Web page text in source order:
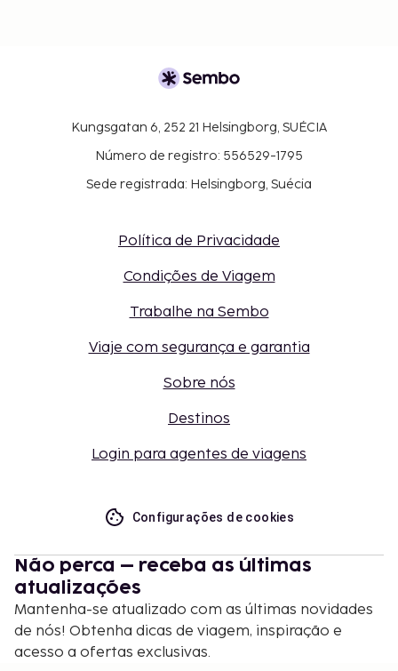
Kungsgatan 6, 252 21 Helsingborg, SUÉCIA
Número de registro: 556529-1795
Sede registrada: Helsingborg, Suécia
Política de Privacidade
Condições de Viagem
Trabalhe na Sembo
Viaje com segurança e garantia
Sobre nós
Destinos
Login para agentes de viagens
Configurações de cookies
Não perca – receba as últimas
atualizações
Mantenha-se atualizado com as últimas novidades
de nós! Obtenha dicas de viagem, inspiração e
acesso a ofertas exclusivas.